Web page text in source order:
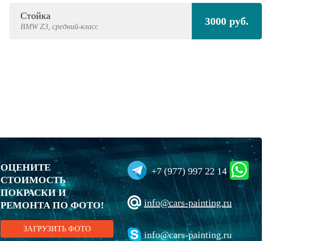
Стойка
BMWZ3, средний-класс 3000 руб.
ОЦЕНИТЕ
СТОИМОСТЬ
ПОКРАСКИ И
РЕМОНТА ПО ФОТО!
ЗАГРУЗИТЬ ФОТО
+7 (977) 997 22 14
info@cars-painting.ru
info@cars-painting.ru